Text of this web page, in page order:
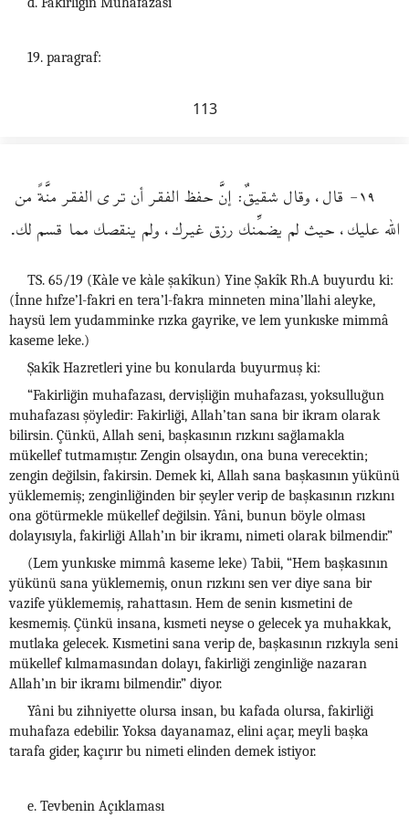
19. paragraf:
113
١٩- قال، وقال شقيقٌ: إنَّ حفظ الفقر أن ترى الفقر منَّةً من
الله عليك، حيث لم يضمِّنك رزق غيرك، ولم ينقصك مما قسم لك.
TS. 65/19 (Kàle ve kàle şakîkun) Yine Şakîk Rh.A buyurdu ki:
(İnne hıfze’l-fakri en tera’l-fakra minneten mina’llahi aleyke,
haysü lem yudamminke rızka gayrike, ve lem yunkıske mimmâ
kaseme leke.)
Şakîk Hazretleri yine bu konularda buyurmuş ki:
“Fakirliğin muhafazası, dervişliğin muhafazası, yoksulluğun
muhafazası şöyledir: Fakirliği, Allah’tan sana bir ikram olarak
bilirsin. Çünkü, Allah seni, başkasının rızkını sağlamakla
mükellef tutmamıştır. Zengin olsaydın, ona buna verecektin;
zengin değilsin, fakirsin. Demek ki, Allah sana başkasının yükünü
yüklememiş; zenginliğinden bir şeyler verip de başkasının rızkını
ona götürmekle mükellef değilsin. Yâni, bunun böyle olması
dolayısıyla, fakirliği Allah’ın bir ikramı, nimeti olarak bilmendir.”
(Lem yunkıske mimmâ kaseme leke) Tabii, “Hem başkasının
yükünü sana yüklememiş, onun rızkını sen ver diye sana bir
vazife yüklememiş, rahattasın. Hem de senin kısmetini de
kesmemiş. Çünkü insana, kısmeti neyse o gelecek ya muhakkak,
mutlaka gelecek. Kısmetini sana verip de, başkasının rızkıyla seni
mükellef kılmamasından dolayı, fakirliği zenginliğe nazaran
Allah’ın bir ikramı bilmendir.” diyor.
Yâni bu zihniyette olursa insan, bu kafada olursa, fakirliği
muhafaza edebilir. Yoksa dayanamaz, elini açar, meyli başka
tarafa gider, kaçırır bu nimeti elinden demek istiyor.
e. Tevbenin Açıklaması